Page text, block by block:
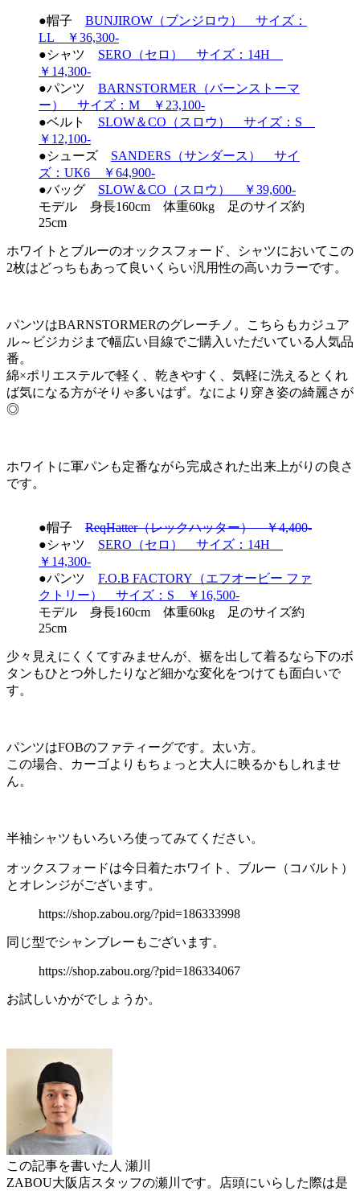
●帽子 BUNJIROW（ブンジロウ） サイズ：
LL ￥36,300-
●シャツ SERO（セロ） サイズ：14H
￥14,300-
●パンツ BARNSTORMER（バーンストーマ
ー） サイズ：M ￥23,100-
●ベルト SLOW＆CO（スロウ） サイズ：S
￥12,100-
●シューズ SANDERS（サンダース） サイ
ズ：UK6 ￥64,900-
●バッグ SLOW＆CO（スロウ） ￥39,600-
モデル 身長160cm 体重60kg 足のサイズ約
25cm
ホワイトとブルーのオックスフォード、シャツにおいてこの
2枚はどっちもあって良いくらい汎用性の高いカラーです。
パンツはBARNSTORMERのグレーチノ。こちらもカジュア
ル～ビジカジまで幅広い目線でご購入いただいている人気品
番。
綿×ポリエステルで軽く、乾きやすく、気軽に洗えるとくれ
ば気になる方がそりゃ多いはず。なにより穿き姿の綺麗さが
◎
ホワイトに軍パンも定番ながら完成された出来上がりの良さ
です。
●帽子 ReqHatter（レックハッター） ￥4,400-
●シャツ SERO（セロ） サイズ：14H
￥14,300-
●パンツ F.O.B FACTORY（エフオービー ファ
クトリー） サイズ：S ￥16,500-
モデル 身長160cm 体重60kg 足のサイズ約
25cm
少々見えにくくてすみませんが、裾を出して着るなら下のボ
タンもひとつ外したりなど細かな変化をつけても面白いで
す。
パンツはFOBのファティーグです。太い方。
この場合、カーゴよりもちょっと大人に映るかもしれませ
ん。
半袖シャツもいろいろ使ってみてください。
オックスフォードは今日着たホワイト、ブルー（コバルト）
とオレンジがございます。
https://shop.zabou.org/?pid=186333998
同じ型でシャンブレーもございます。
https://shop.zabou.org/?pid=186334067
お試しいかがでしょうか。
この記事を書いた人 瀬川
ZABOU大阪店スタッフの瀬川です。店頭にいらした際は是